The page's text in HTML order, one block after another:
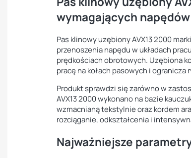
wymagających napędów
Pas klinowy uzębiony AVX13 2000
przenoszenia napędu w układach
prędkościach obrotowych. Uzębiona
pracę na kołach pasowych i
Produkt sprawdzi się zarówno w
AVX13 2000 wykonano na bazie
wzmacnianą tekstylnie oraz kordem
rozciąganie, odkształcenia i
Najważniejsze